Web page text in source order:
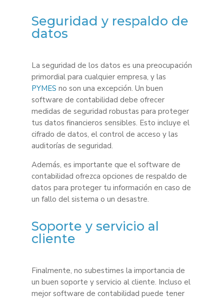
Seguridad y respaldo de
datos
La seguridad de los datos es una preocupación
primordial para cualquier empresa, y las
PYMES no son una excepción. Un buen
software de contabilidad debe ofrecer
medidas de seguridad robustas para proteger
tus datos financieros sensibles. Esto incluye el
cifrado de datos, el control de acceso y las
auditorías de seguridad.
Además, es importante que el software de
contabilidad ofrezca opciones de respaldo de
datos para proteger tu información en caso de
un fallo del sistema o un desastre.
Soporte y servicio al
cliente
Finalmente, no subestimes la importancia de
un buen soporte y servicio al cliente. Incluso el
mejor software de contabilidad puede tener